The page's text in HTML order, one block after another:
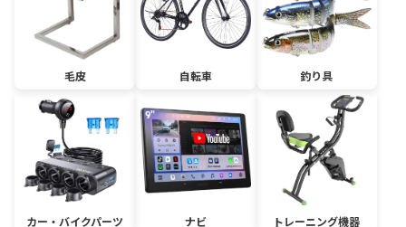
毛皮 自転車 釣り具
カー・バイクパーツ ナビ トレーニング機器